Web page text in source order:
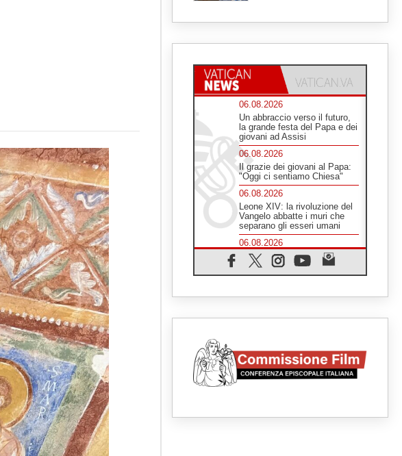
06.08.2026
Un abbraccio verso il futuro,
la grande festa del Papa e dei
giovani ad Assisi
06.08.2026
Il grazie dei giovani al Papa:
"Oggi ci sentiamo Chiesa"
06.08.2026
Leone XIV: la rivoluzione del
Vangelo abbatte i muri che
separano gli esseri umani
06.08.2026
Fra Marco Vianelli: alla scuola
di san Francesco per
imparare il Vangelo della pace
Il Papa con i giovani ad
Assisi: costruire la civiltà
dell'amore non delle
contrapposizioni